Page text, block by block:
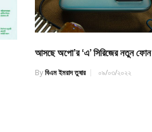
আসছে অপো’র ‘এ’ সিরিজের নতুন ফোন
Byবিএম ইমরাদ তুষার ০৯/০৩/২০২২